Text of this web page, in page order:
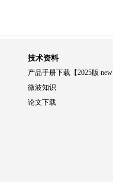
技术资料
产品手册下载【2025版 new
微波知识
论文下载